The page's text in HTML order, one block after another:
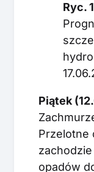
Ryc. 1
Piątek
Przelotne
opadów